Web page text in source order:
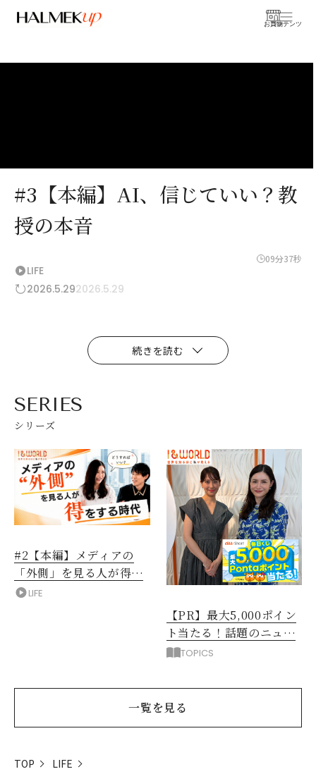
お買物
コンテンツ
#3【本編】AI、信じていい？教
授の本音
09分37秒
LIFE
2026.5.292026.5.29
続きを読む
SERIES
シリーズ
#2【本編】メディアの
「外側」を見る人が得を
する時代
LIFE
【PR】最大5,000ポイン
ト当たる！話題のニュー
ス動画で賢くポイ活しよ
TOPICS
一覧を見る
TOP
LIFE